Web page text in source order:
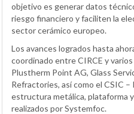
objetivo es generar datos
riesgo financiero y faciliten la
sector cerámico europeo.
Los avances logrados hasta
coordinado entre CIRCE y
Plustherm Point AG, Glass
Refractories, así como el CSIC
estructura metálica, plataforma
realizados por Systemfoc.